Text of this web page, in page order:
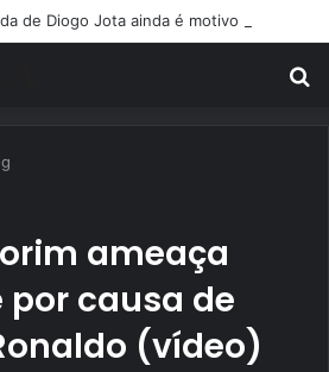
ameaça
causa de
(vídeo)